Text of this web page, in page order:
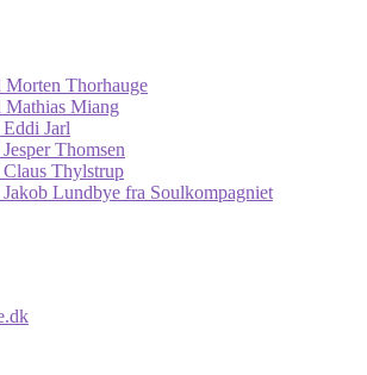
Thorhauge
Miang
Jarl
Thomsen
Thylstrup
Lundbye fra Soulkompagniet